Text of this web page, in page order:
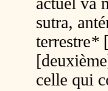
sutra,
terrestre*
celle qui